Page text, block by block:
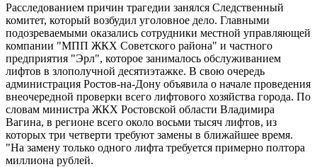
Расследованием причин трагедии занялся Следственный
комитет, который возбудил уголовное дело. Главными
подозреваемыми оказались сотрудники местной управляющей
компании "МПП ЖКХ Советского района" и частного
предприятия "Эрл", которое занималось обслуживанием
лифтов в злополучной десятиэтажке. В свою очередь
администрация Ростов-на-Дону объявила о начале проведения
внеочередной проверки всего лифтового хозяйства города. По
словам министра ЖКХ Ростовской области Владимира
Вагина, в регионе всего около восьми тысяч лифтов, из
которых три четверти требуют замены в ближайшее время.
"На замену только одного лифта требуется примерно полтора
миллиона рублей.